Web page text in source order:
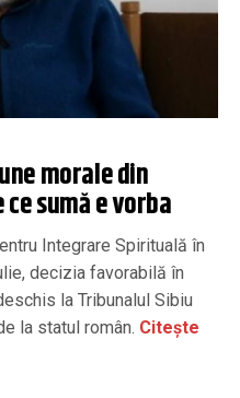
morale din
sumă e vorba
Integrare Spirituală în
decizia favorabilă în
la Tribunalul Sibiu
la statul român. Citește